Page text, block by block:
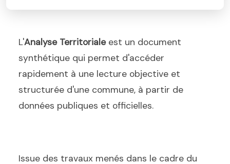
L'Analyse Territorialeest un document
synthétique qui permet d'accéder
rapidement à une lecture objective et
structurée d'une commune, à partir de
données publiques et officielles.
Issue des travaux menés dans le cadre du